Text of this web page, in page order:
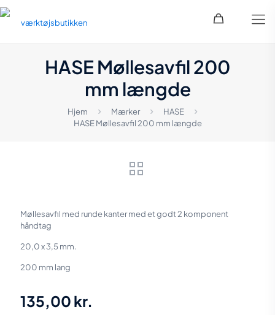
HASE Møllesavfil 200
mm længde
Hjem Mærker
HASE
HASE Møllesavfil 200 mm længde
Møllesavfil med runde kanter med et godt 2 komponent
håndtag
20,0 x 3,5 mm.
200 mm lang
135,00 kr.